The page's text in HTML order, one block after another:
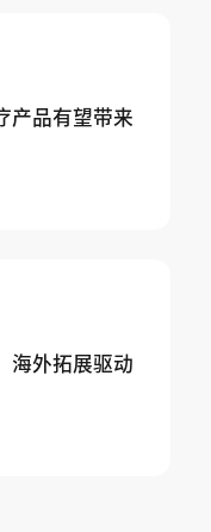
产品有望带来
海外拓展驱动